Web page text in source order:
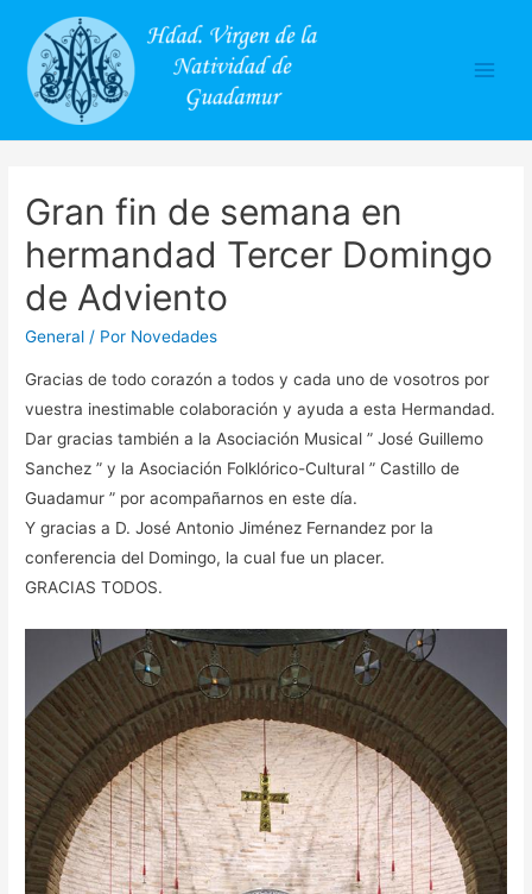
Gran fin de semana en
hermandad Tercer Domingo
de Adviento
General / Por Novedades
Gracias de todo corazón a todos y cada uno de vosotros por
vuestra inestimable colaboración y ayuda a esta Hermandad.
Dar gracias también a la Asociación Musical ” José Guillemo
Sanchez ” y la Asociación Folklórico-Cultural ” Castillo de
Guadamur ” por acompañarnos en este día.
Y gracias a D. José Antonio Jiménez Fernandez por la
conferencia del Domingo, la cual fue un placer.
GRACIAS TODOS.